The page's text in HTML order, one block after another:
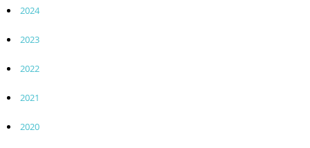
2024
2023
2022
2021
2020